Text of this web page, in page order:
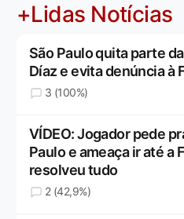
+Lidas Notícias
São Paulo quita parte
Díaz e evita denúncia à
3 (100%)
VÍDEO: Jogador pede
Paulo e ameaça ir até a
resolveu tudo
2 (42,9%)